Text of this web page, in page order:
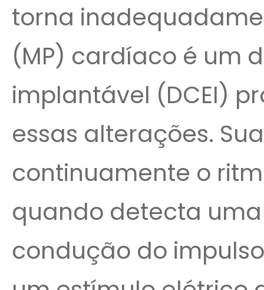
torna
(MP) cardíaco é um
implantável (DCEI)
essas alterações.
continuamente o
quando detecta
condução do